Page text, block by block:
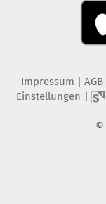
Impressum AGB
Einstellungen
©